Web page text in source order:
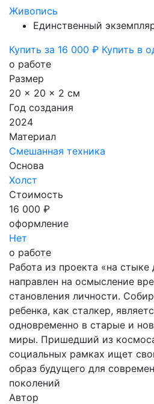
Живопись
Единственный
Купить за 16 000 ₽ Купить в
о работе
Размер
20 x 20 x 2 см
Год создания
2024
Материал
Смешанная техника
Основа
Холст
Стоимость
16 000 ₽
оформление
Нет
о работе
Работа из проекта «на
направлен на осмысление
становления личности.
ребенка, как сталкер,
одновременно в старые и
миры. Пришедший из
социальных рамках ищет
образ будущего для
поколений
Автор